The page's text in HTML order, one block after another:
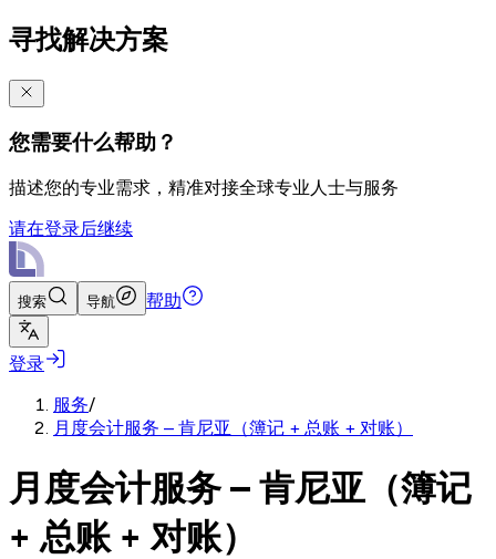
寻找解决方案
您需要什么帮助？
描述您的专业需求，精准对接全球专业人士与服务
请在登录后继续
搜索 导航 帮助
登录
服务/
月度会计服务 – 肯尼亚（簿记 + 总账 + 对账）
月度会计服务 – 肯尼亚（簿记
+ 总账 + 对账）